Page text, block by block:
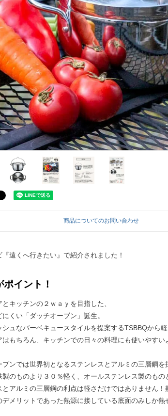
商品についてのお問い合わせ
遠くへ行きたい』で紹介されました！
ポイント！
キッチンの２ｗａｙを目指した、
くい「ダッチオーブン」誕生。
シュなバーベキュースタイルを提案するTSBBQか
はもちろん、キッチンでの日々の料理にも使いやすい
ブンでは世界初となるステンレスとアルミの三層鋼を
製のものより３０％軽く、オールステンレス製のもの
とアルミの三層鋼の利点は軽さだけではありません
デメリットであった熱源に接している底面のみしか熱